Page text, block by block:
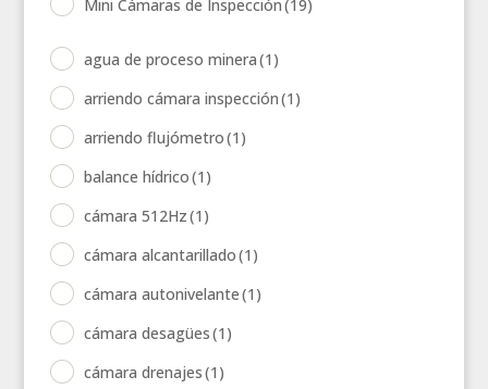
Mini Cámaras de Inspección(19)
agua de proceso minera(1)
arriendo cámara inspección(1)
arriendo flujómetro(1)
balance hídrico(1)
cámara 512Hz(1)
cámara alcantarillado(1)
cámara autonivelante(1)
cámara desagües(1)
cámara drenajes(1)